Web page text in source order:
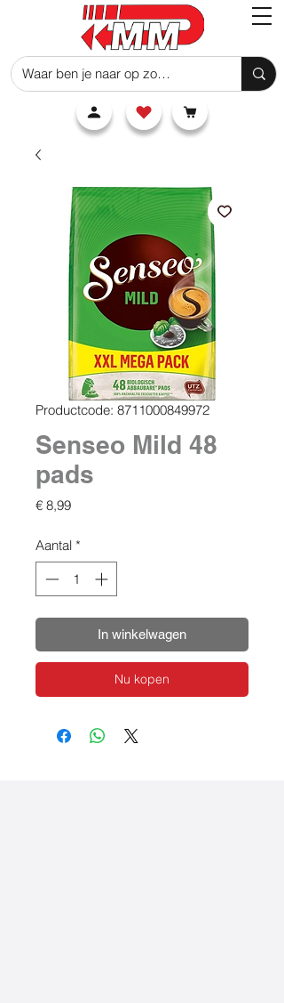
Productcode: 8711000849972
Senseo Mild 48
pads
€ 8,99Prijs
Aantal *
In winkelwagen
Nu kopen